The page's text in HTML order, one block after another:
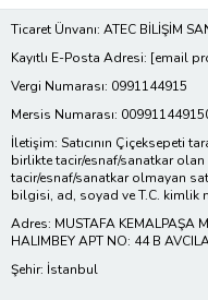
Ticaret Ünvanı: ATEC BİLİŞİM
Kayıtlı E-Posta Adresi: [email
Vergi Numarası: 0991144915
Mersis Numarası:
İletişim: Satıcının Çiçeksepeti
birlikte tacir/esnaf/sanatkar olan
tacir/esnaf/sanatkar olmayan
bilgisi, ad, soyad ve T.C. kimlik
Adres: MUSTAFA KEMALPAŞA
HALIMBEY APT NO: 44 B
Şehir: İstanbul